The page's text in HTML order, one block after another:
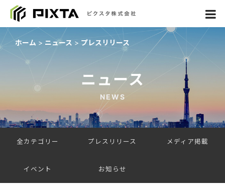
ホーム ニュース プレスリリース
ニュース
NEWS
全カテゴリー プレスリリース メディア掲載
イベント お知らせ